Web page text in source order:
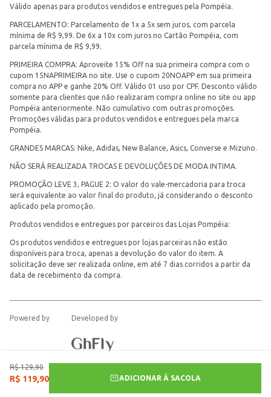
R$ 129,90
R$ 119,90 ADICIONAR À SACOLA
Válido apenas para produtos vendidos e entregues pela Pompéia.
PARCELAMENTO: Parcelamento de 1x a 5x sem juros, com parcela
mínima de R$ 9,99. De 6x a 10x com juros no Cartão Pompéia, com
parcela mínima de R$ 9,99.
PRIMEIRA COMPRA: Aproveite 15% Off na sua primeira compra com o
cupom 15NAPRIMEIRA no site. Use o cupom 20NOAPP em sua primeira
compra no APP e ganhe 20% Off. Válido 01 uso por CPF. Desconto válido
somente para clientes que não realizaram compra online no site ou app
Pompéia anteriormente. Não cumulativo com outras promoções.
Promoções válidas para produtos vendidos e entregues pela marca
Pompéia.
GRANDES MARCAS: Nike, Adidas, New Balance, Asics, Converse e Mizuno.
NÃO SERÁ REALIZADA TROCAS E DEVOLUÇÕES DE MODA INTIMA.
PROMOÇÃO LEVE 3, PAGUE 2: O valor do vale-mercadoria para troca
será equivalente ao valor final do produto, já considerando o desconto
aplicado pela promoção.
Produtos vendidos e entregues por parceiros das Lojas Pompéia:
Os produtos vendidos e entregues por lojas parceiras não estão
disponíveis para troca, apenas a devolução do valor do item. A
solicitação deve ser realizada online, em até 7 dias corridos a partir da
data de recebimento da compra.
Powered by Developed by